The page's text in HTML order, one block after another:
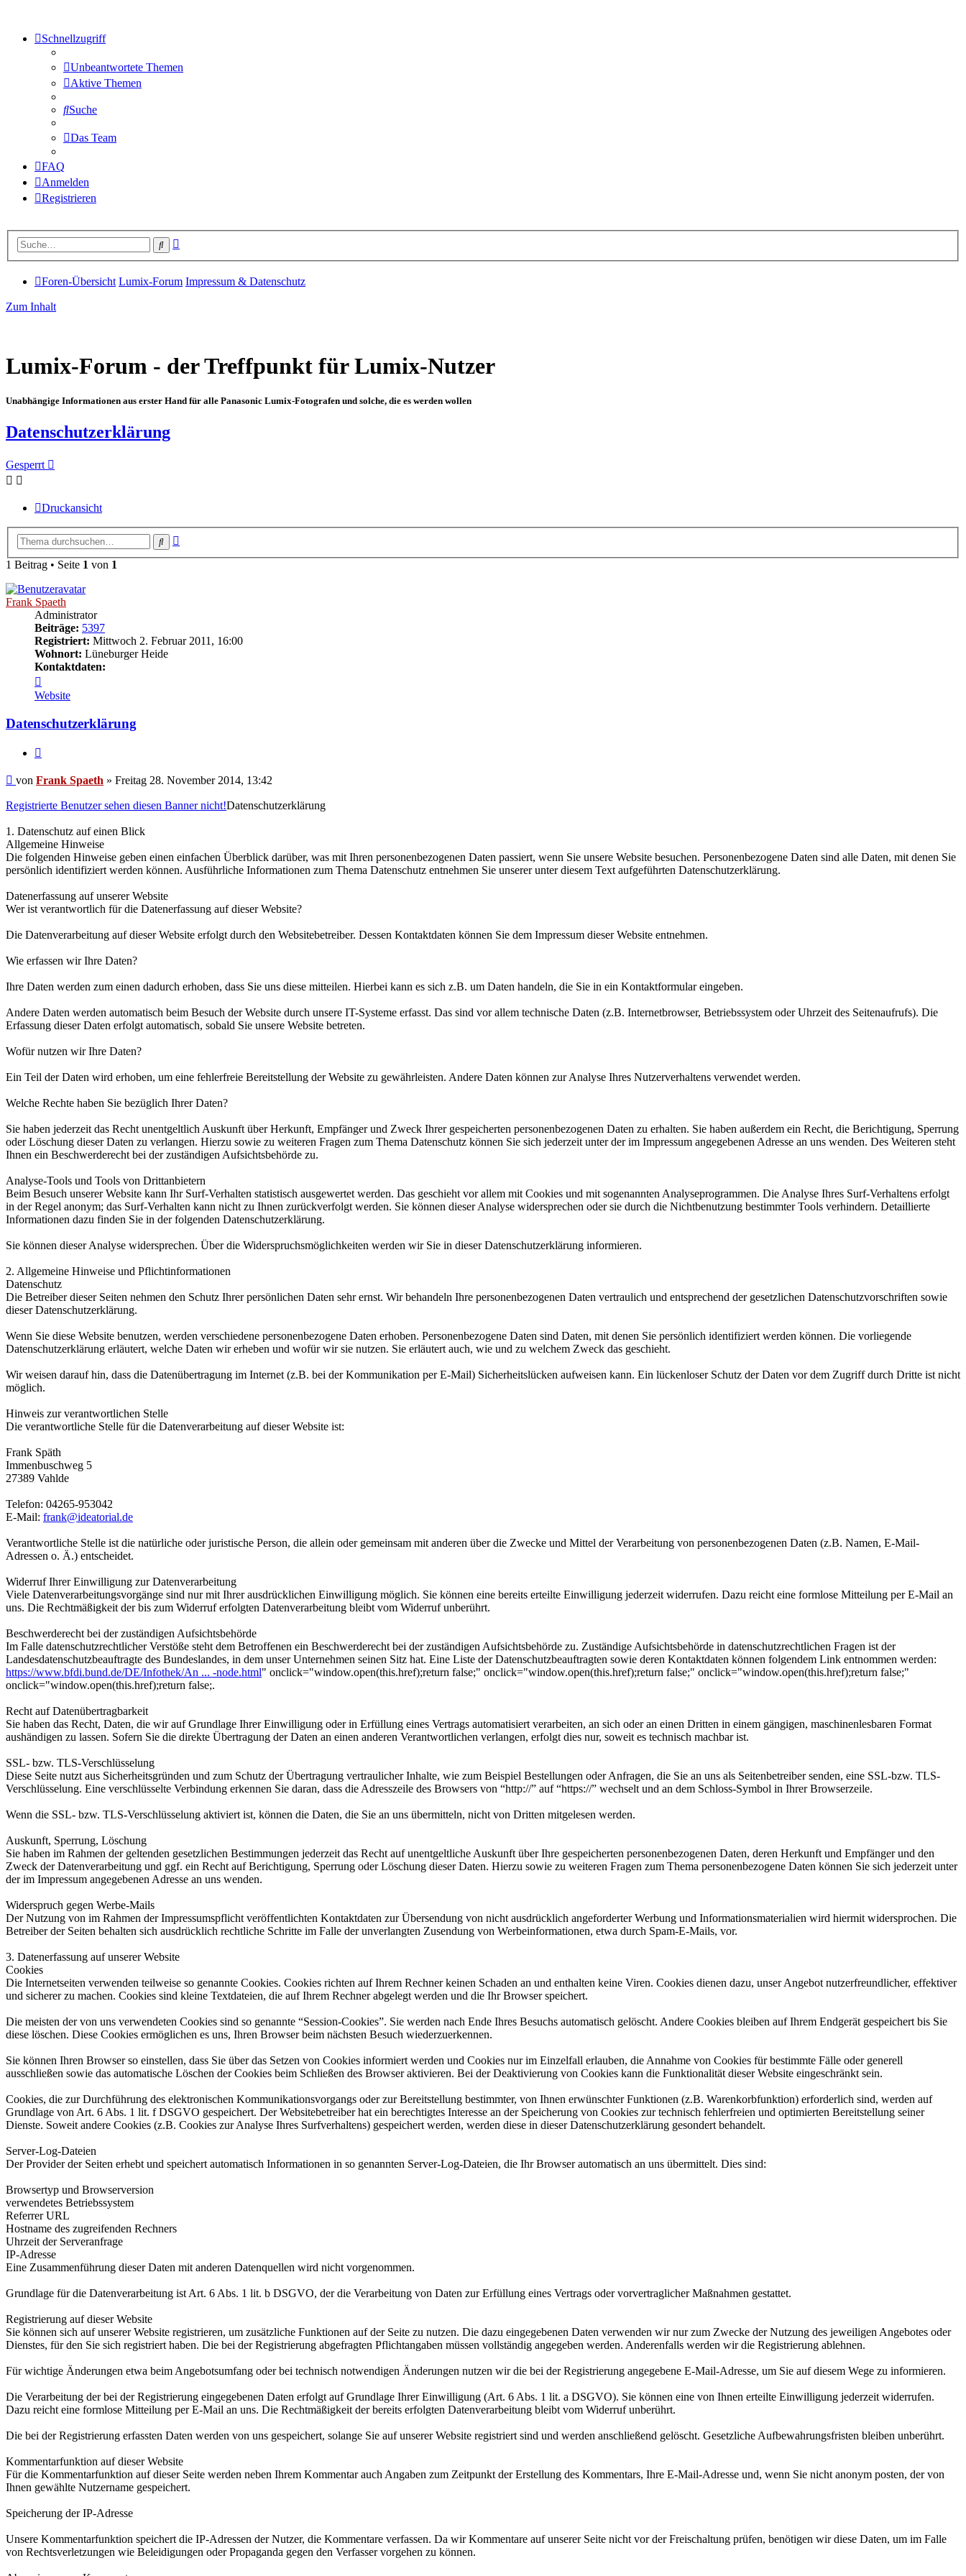
Schnellzugriff
Unbeantwortete Themen
Aktive Themen
Suche
Das Team
FAQ
Anmelden
Registrieren
Suche
Foren-Übersicht Lumix-Forum Impressum & Datenschutz
Zum Inhalt
Lumix-Forum - der Treffpunkt für Lumix-Nutzer
Unabhängige Informationen aus erster Hand für alle Panasonic Lumix-Fotografen und solche, die es werden wollen
Datenschutzerklärung
Gesperrt
Druckansicht
Suche
1 Beitrag • Seite 1 von 1
Frank Spaeth
Administrator
Beiträge: 5397
Registriert: Mittwoch 2. Februar 2011, 16:00
Wohnort: Lüneburger Heide
Kontaktdaten:
von
Frank
Spaeth
Website
Datenschutzerklärung
Beitrag
von Frank Spaeth » Freitag 28. November 2014, 13:42
Registrierte Benutzer sehen diesen Banner nicht!Datenschutzerklärung
1. Datenschutz auf einen Blick
Allgemeine Hinweise
Die folgenden Hinweise geben einen einfachen Überblick darüber, was mit Ihren personenbezogenen Daten passiert, wenn Sie unsere Website besuchen. Personenbezogene Daten sind alle Daten, mit denen Sie
persönlich identifiziert werden können. Ausführliche Informationen zum Thema Datenschutz entnehmen Sie unserer unter diesem Text aufgeführten Datenschutzerklärung.
Datenerfassung auf unserer Website
Wer ist verantwortlich für die Datenerfassung auf dieser Website?
Die Datenverarbeitung auf dieser Website erfolgt durch den Websitebetreiber. Dessen Kontaktdaten können Sie dem Impressum dieser Website entnehmen.
Wie erfassen wir Ihre Daten?
Ihre Daten werden zum einen dadurch erhoben, dass Sie uns diese mitteilen. Hierbei kann es sich z.B. um Daten handeln, die Sie in ein Kontaktformular eingeben.
Andere Daten werden automatisch beim Besuch der Website durch unsere IT-Systeme erfasst. Das sind vor allem technische Daten (z.B. Internetbrowser, Betriebssystem oder Uhrzeit des Seitenaufrufs). Die
Erfassung dieser Daten erfolgt automatisch, sobald Sie unsere Website betreten.
Wofür nutzen wir Ihre Daten?
Ein Teil der Daten wird erhoben, um eine fehlerfreie Bereitstellung der Website zu gewährleisten. Andere Daten können zur Analyse Ihres Nutzerverhaltens verwendet werden.
Welche Rechte haben Sie bezüglich Ihrer Daten?
Sie haben jederzeit das Recht unentgeltlich Auskunft über Herkunft, Empfänger und Zweck Ihrer gespeicherten personenbezogenen Daten zu erhalten. Sie haben außerdem ein Recht, die Berichtigung, Sperrung
oder Löschung dieser Daten zu verlangen. Hierzu sowie zu weiteren Fragen zum Thema Datenschutz können Sie sich jederzeit unter der im Impressum angegebenen Adresse an uns wenden. Des Weiteren steht
Ihnen ein Beschwerderecht bei der zuständigen Aufsichtsbehörde zu.
Analyse-Tools und Tools von Drittanbietern
Beim Besuch unserer Website kann Ihr Surf-Verhalten statistisch ausgewertet werden. Das geschieht vor allem mit Cookies und mit sogenannten Analyseprogrammen. Die Analyse Ihres Surf-Verhaltens erfolgt
in der Regel anonym; das Surf-Verhalten kann nicht zu Ihnen zurückverfolgt werden. Sie können dieser Analyse widersprechen oder sie durch die Nichtbenutzung bestimmter Tools verhindern. Detaillierte
Informationen dazu finden Sie in der folgenden Datenschutzerklärung.
Sie können dieser Analyse widersprechen. Über die Widerspruchsmöglichkeiten werden wir Sie in dieser Datenschutzerklärung informieren.
2. Allgemeine Hinweise und Pflichtinformationen
Datenschutz
Die Betreiber dieser Seiten nehmen den Schutz Ihrer persönlichen Daten sehr ernst. Wir behandeln Ihre personenbezogenen Daten vertraulich und entsprechend der gesetzlichen Datenschutzvorschriften sowie
dieser Datenschutzerklärung.
Wenn Sie diese Website benutzen, werden verschiedene personenbezogene Daten erhoben. Personenbezogene Daten sind Daten, mit denen Sie persönlich identifiziert werden können. Die vorliegende
Datenschutzerklärung erläutert, welche Daten wir erheben und wofür wir sie nutzen. Sie erläutert auch, wie und zu welchem Zweck das geschieht.
Wir weisen darauf hin, dass die Datenübertragung im Internet (z.B. bei der Kommunikation per E-Mail) Sicherheitslücken aufweisen kann. Ein lückenloser Schutz der Daten vor dem Zugriff durch Dritte ist nicht
möglich.
Hinweis zur verantwortlichen Stelle
Die verantwortliche Stelle für die Datenverarbeitung auf dieser Website ist:
Frank Späth
Immenbuschweg 5
27389 Vahlde
Telefon: 04265-953042
E-Mail: frank@ideatorial.de
Verantwortliche Stelle ist die natürliche oder juristische Person, die allein oder gemeinsam mit anderen über die Zwecke und Mittel der Verarbeitung von personenbezogenen Daten (z.B. Namen, E-Mail-
Adressen o. Ä.) entscheidet.
Widerruf Ihrer Einwilligung zur Datenverarbeitung
Viele Datenverarbeitungsvorgänge sind nur mit Ihrer ausdrücklichen Einwilligung möglich. Sie können eine bereits erteilte Einwilligung jederzeit widerrufen. Dazu reicht eine formlose Mitteilung per E-Mail an
uns. Die Rechtmäßigkeit der bis zum Widerruf erfolgten Datenverarbeitung bleibt vom Widerruf unberührt.
Beschwerderecht bei der zuständigen Aufsichtsbehörde
Im Falle datenschutzrechtlicher Verstöße steht dem Betroffenen ein Beschwerderecht bei der zuständigen Aufsichtsbehörde zu. Zuständige Aufsichtsbehörde in datenschutzrechtlichen Fragen ist der
Landesdatenschutzbeauftragte des Bundeslandes, in dem unser Unternehmen seinen Sitz hat. Eine Liste der Datenschutzbeauftragten sowie deren Kontaktdaten können folgendem Link entnommen werden:
https://www.bfdi.bund.de/DE/Infothek/An ... -node.html" onclick="window.open(this.href);return false;" onclick="window.open(this.href);return false;" onclick="window.open(this.href);return false;"
onclick="window.open(this.href);return false;.
Recht auf Datenübertragbarkeit
Sie haben das Recht, Daten, die wir auf Grundlage Ihrer Einwilligung oder in Erfüllung eines Vertrags automatisiert verarbeiten, an sich oder an einen Dritten in einem gängigen, maschinenlesbaren Format
aushändigen zu lassen. Sofern Sie die direkte Übertragung der Daten an einen anderen Verantwortlichen verlangen, erfolgt dies nur, soweit es technisch machbar ist.
SSL- bzw. TLS-Verschlüsselung
Diese Seite nutzt aus Sicherheitsgründen und zum Schutz der Übertragung vertraulicher Inhalte, wie zum Beispiel Bestellungen oder Anfragen, die Sie an uns als Seitenbetreiber senden, eine SSL-bzw. TLS-
Verschlüsselung. Eine verschlüsselte Verbindung erkennen Sie daran, dass die Adresszeile des Browsers von “http://” auf “https://” wechselt und an dem Schloss-Symbol in Ihrer Browserzeile.
Wenn die SSL- bzw. TLS-Verschlüsselung aktiviert ist, können die Daten, die Sie an uns übermitteln, nicht von Dritten mitgelesen werden.
Auskunft, Sperrung, Löschung
Sie haben im Rahmen der geltenden gesetzlichen Bestimmungen jederzeit das Recht auf unentgeltliche Auskunft über Ihre gespeicherten personenbezogenen Daten, deren Herkunft und Empfänger und den
Zweck der Datenverarbeitung und ggf. ein Recht auf Berichtigung, Sperrung oder Löschung dieser Daten. Hierzu sowie zu weiteren Fragen zum Thema personenbezogene Daten können Sie sich jederzeit unter
der im Impressum angegebenen Adresse an uns wenden.
Widerspruch gegen Werbe-Mails
Der Nutzung von im Rahmen der Impressumspflicht veröffentlichten Kontaktdaten zur Übersendung von nicht ausdrücklich angeforderter Werbung und Informationsmaterialien wird hiermit widersprochen. Die
Betreiber der Seiten behalten sich ausdrücklich rechtliche Schritte im Falle der unverlangten Zusendung von Werbeinformationen, etwa durch Spam-E-Mails, vor.
3. Datenerfassung auf unserer Website
Cookies
Die Internetseiten verwenden teilweise so genannte Cookies. Cookies richten auf Ihrem Rechner keinen Schaden an und enthalten keine Viren. Cookies dienen dazu, unser Angebot nutzerfreundlicher, effektiver
und sicherer zu machen. Cookies sind kleine Textdateien, die auf Ihrem Rechner abgelegt werden und die Ihr Browser speichert.
Die meisten der von uns verwendeten Cookies sind so genannte “Session-Cookies”. Sie werden nach Ende Ihres Besuchs automatisch gelöscht. Andere Cookies bleiben auf Ihrem Endgerät gespeichert bis Sie
diese löschen. Diese Cookies ermöglichen es uns, Ihren Browser beim nächsten Besuch wiederzuerkennen.
Sie können Ihren Browser so einstellen, dass Sie über das Setzen von Cookies informiert werden und Cookies nur im Einzelfall erlauben, die Annahme von Cookies für bestimmte Fälle oder generell
ausschließen sowie das automatische Löschen der Cookies beim Schließen des Browser aktivieren. Bei der Deaktivierung von Cookies kann die Funktionalität dieser Website eingeschränkt sein.
Cookies, die zur Durchführung des elektronischen Kommunikationsvorgangs oder zur Bereitstellung bestimmter, von Ihnen erwünschter Funktionen (z.B. Warenkorbfunktion) erforderlich sind, werden auf
Grundlage von Art. 6 Abs. 1 lit. f DSGVO gespeichert. Der Websitebetreiber hat ein berechtigtes Interesse an der Speicherung von Cookies zur technisch fehlerfreien und optimierten Bereitstellung seiner
Dienste. Soweit andere Cookies (z.B. Cookies zur Analyse Ihres Surfverhaltens) gespeichert werden, werden diese in dieser Datenschutzerklärung gesondert behandelt.
Server-Log-Dateien
Der Provider der Seiten erhebt und speichert automatisch Informationen in so genannten Server-Log-Dateien, die Ihr Browser automatisch an uns übermittelt. Dies sind:
Browsertyp und Browserversion
verwendetes Betriebssystem
Referrer URL
Hostname des zugreifenden Rechners
Uhrzeit der Serveranfrage
IP-Adresse
Eine Zusammenführung dieser Daten mit anderen Datenquellen wird nicht vorgenommen.
Grundlage für die Datenverarbeitung ist Art. 6 Abs. 1 lit. b DSGVO, der die Verarbeitung von Daten zur Erfüllung eines Vertrags oder vorvertraglicher Maßnahmen gestattet.
Registrierung auf dieser Website
Sie können sich auf unserer Website registrieren, um zusätzliche Funktionen auf der Seite zu nutzen. Die dazu eingegebenen Daten verwenden wir nur zum Zwecke der Nutzung des jeweiligen Angebotes oder
Dienstes, für den Sie sich registriert haben. Die bei der Registrierung abgefragten Pflichtangaben müssen vollständig angegeben werden. Anderenfalls werden wir die Registrierung ablehnen.
Für wichtige Änderungen etwa beim Angebotsumfang oder bei technisch notwendigen Änderungen nutzen wir die bei der Registrierung angegebene E-Mail-Adresse, um Sie auf diesem Wege zu informieren.
Die Verarbeitung der bei der Registrierung eingegebenen Daten erfolgt auf Grundlage Ihrer Einwilligung (Art. 6 Abs. 1 lit. a DSGVO). Sie können eine von Ihnen erteilte Einwilligung jederzeit widerrufen.
Dazu reicht eine formlose Mitteilung per E-Mail an uns. Die Rechtmäßigkeit der bereits erfolgten Datenverarbeitung bleibt vom Widerruf unberührt.
Die bei der Registrierung erfassten Daten werden von uns gespeichert, solange Sie auf unserer Website registriert sind und werden anschließend gelöscht. Gesetzliche Aufbewahrungsfristen bleiben unberührt.
Kommentarfunktion auf dieser Website
Für die Kommentarfunktion auf dieser Seite werden neben Ihrem Kommentar auch Angaben zum Zeitpunkt der Erstellung des Kommentars, Ihre E-Mail-Adresse und, wenn Sie nicht anonym posten, der von
Ihnen gewählte Nutzername gespeichert.
Speicherung der IP-Adresse
Unsere Kommentarfunktion speichert die IP-Adressen der Nutzer, die Kommentare verfassen. Da wir Kommentare auf unserer Seite nicht vor der Freischaltung prüfen, benötigen wir diese Daten, um im Falle
von Rechtsverletzungen wie Beleidigungen oder Propaganda gegen den Verfasser vorgehen zu können.